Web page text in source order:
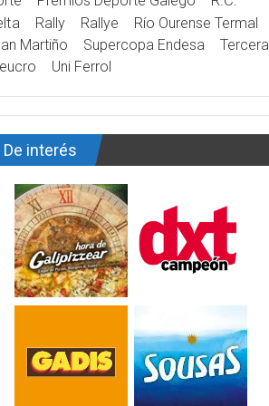
Rally Rallye
Río Ourense Termal
Martiño
Supercopa Endesa
Tercera
Uni Ferrol
De interés